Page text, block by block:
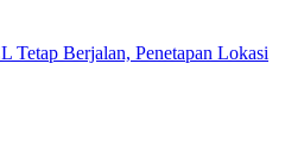
Tetap Berjalan, Penetapan Lokasi